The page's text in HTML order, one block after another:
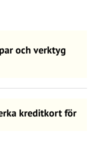
och verktyg
kreditkort för